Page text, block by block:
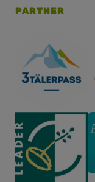
PARTNER